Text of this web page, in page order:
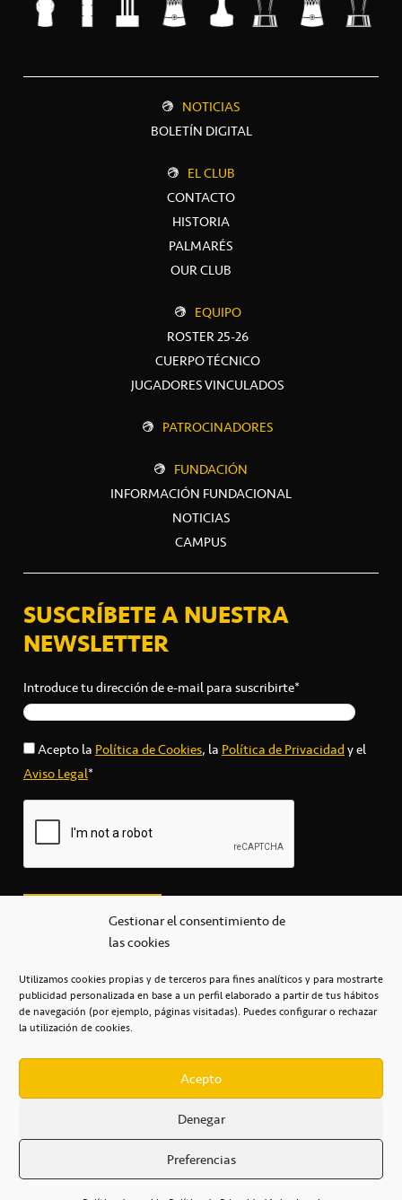
Gestionar el consentimiento de
las cookies
Utilizamos cookies propias y de terceros para fines analíticos y para mostrarte
publicidad personalizada en base a un perfil elaborado a partir de tus hábitos
de navegación (por ejemplo, páginas visitadas). Puedes configurar o rechazar
la utilización de cookies.
Acepto
Denegar
Preferencias
NOTICIAS
BOLETÍN DIGITAL
EL CLUB
CONTACTO
HISTORIA
PALMARÉS
OUR CLUB
EQUIPO
ROSTER 25-26
CUERPO TÉCNICO
JUGADORES VINCULADOS
PATROCINADORES
FUNDACIÓN
INFORMACIÓN FUNDACIONAL
NOTICIAS
CAMPUS
SUSCRÍBETE A NUESTRA
NEWSLETTER
Introduce tu dirección de e-mail para suscribirte*
Acepto laPolítica de Cookies, laPolítica de Privacidady el
Aviso Legal*
secretaria@cbcanarias.es
+34 922 253 684
Casa del Deporte / 38108 – La Laguna
POLÍTICA DE PRIVACIDAD / POLÍTICA DE COOKIES /
AVISO LEGAL / CONDICIONES